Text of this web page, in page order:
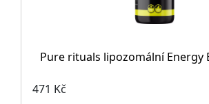
Pure rituals lipozomální Energy
471 Kč